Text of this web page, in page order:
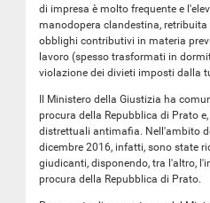
di impresa è molto frequente e
manodopera clandestina,
obblighi contributivi in materia
lavoro (spesso trasformati in
violazione dei divieti imposti dalla
Il Ministero della Giustizia ha
procura della Repubblica di Prato
distrettuali antimafia. Nell'ambito
dicembre 2016, infatti, sono state
giudicanti, disponendo, tra l'altro,
procura della Repubblica di Prato.